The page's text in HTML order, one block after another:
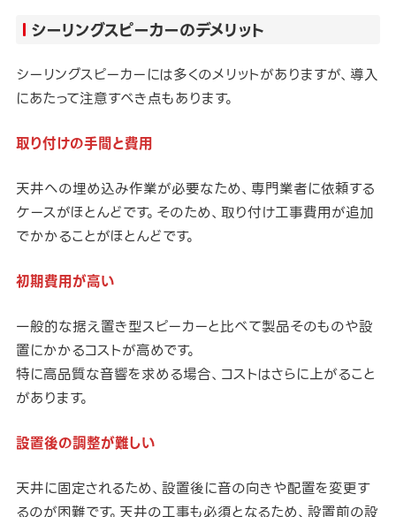
シーリングスピーカーのデメリット
シーリングスピーカーには多くのメリットがありますが、導入
にあたって注意すべき点もあります。
取り付けの手間と費用
天井への埋め込み作業が必要なため、専門業者に依頼する
ケースがほとんどです。そのため、取り付け工事費用が追加
でかかることがほとんどです。
初期費用が高い
一般的な据え置き型スピーカーと比べて製品そのものや設
置にかかるコストが高めです。
特に高品質な音響を求める場合、コストはさらに上がること
があります。
設置後の調整が難しい
天井に固定されるため、設置後に音の向きや配置を変更す
るのが困難です。天井の工事も必須となるため、設置前の設